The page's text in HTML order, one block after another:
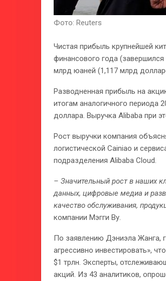
Фото: Reuters
Чистая прибыль крупнейшей
финансового года
млрд юаней (1,117 млрд
Разводненная прибыль на
итогам аналогичного периода
доллара. Выручка Alibaba при
Рост выручки компания
логистической Cainiao и
подразделения Alibaba Cloud.
– Значительный рост в наших
данных, цифровые медиа и
качество обслуживания,
компании Мэгги Ву.
По заявлению Дэниэла Жанга,
агрессивно инвестировать»,
$1 трлн. Эксперты,
акций. Из 43 аналитиков,